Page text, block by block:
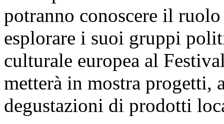
potranno conoscere il
esplorare i suoi gruppi
culturale europea al
metterà in mostra progetti,
degustazioni di prodotti